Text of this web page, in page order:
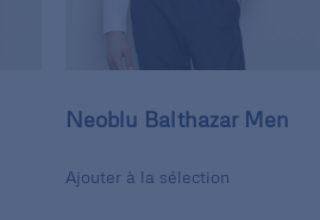
Neoblu Balthazar Men
Ajouter à la sélection